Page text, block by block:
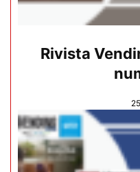
Rivista